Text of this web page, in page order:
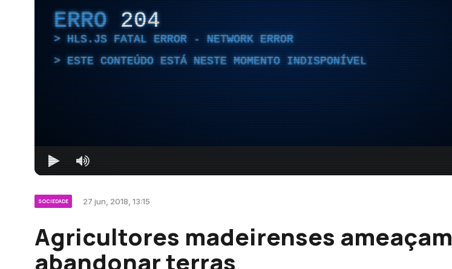
ERRO 204
HLS.JS FATAL ERROR - NETWORK ERROR
ESTE CONTEÚDO ESTÁ NESTE MOMENTO INDISPONÍVEL
SOCIEDADE 27 jun, 2018, 13:15
Agricultores madeirenses ameaçam
abandonar terras